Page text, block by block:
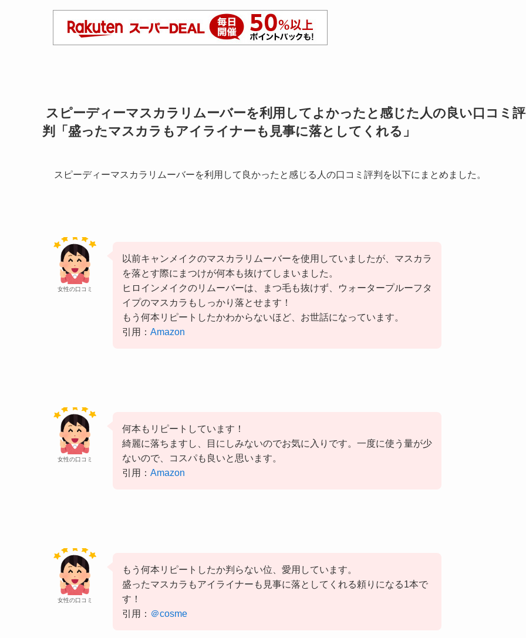
スピーディーマスカラリムーバーを利用してよかったと感じた人の良い口コミ評
判「 盛ったマスカラ もアイライナー も見事に落としてくれる 」
スピーディーマスカラリムーバーを利用して良かったと感じる人の口コミ評判を以下にまとめました。
女性の口コミ
以前キャンメイクのマスカラリムーバーを使用していましたが、マスカラ
を落とす際にまつけが何本も抜けてしまいました。
ヒロインメイクのリムーバーは、まつ毛も抜けず、ウォータープルーフタ
イプのマスカラもしっかり落とせます！
もう何本リピートしたかわからないほど、お世話になっています。
引用： Amazon
女性の口コミ
何本もリピートしています！
綺麗に落ちますし、目にしみないのでお気に入りです。一度に使う量が少
ないので、コスパも良いと思います。
引用： Amazon
女性の口コミ
もう何本リピートしたか判らない位、愛用しています。
盛ったマスカラ もアイライナー も見事に落としてくれる頼りになる1本で
す！
引用： ＠cosme